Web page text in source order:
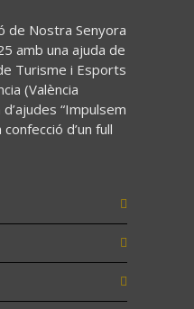
de Nostra Senyora
amb una ajuda de
Turisme i Esports
(València
“Impulsem
d’un full